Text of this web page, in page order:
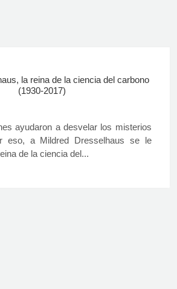
la reina de la ciencia del carbono
(1930-2017)
ayudaron a desvelar los misterios
eso, a Mildred Dresselhaus se le
de la ciencia del...